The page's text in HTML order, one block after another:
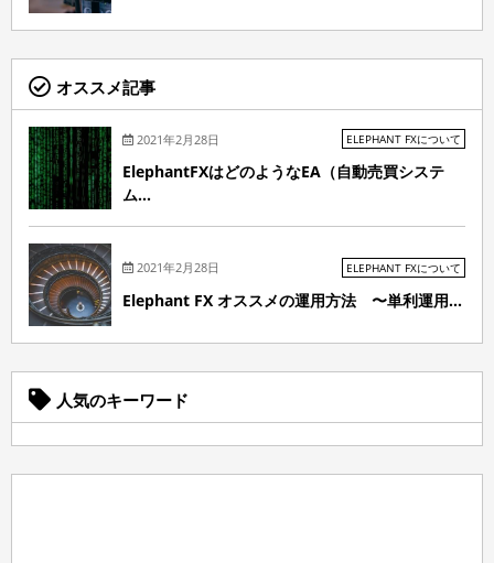
オススメ記事
2021年2月28日 ELEPHANT FXについて
ElephantFXはどのようなEA（自動売買システ
ム...
2021年2月28日 ELEPHANT FXについて
Elephant FX オススメの運用方法 〜単利運用...
人気のキーワード